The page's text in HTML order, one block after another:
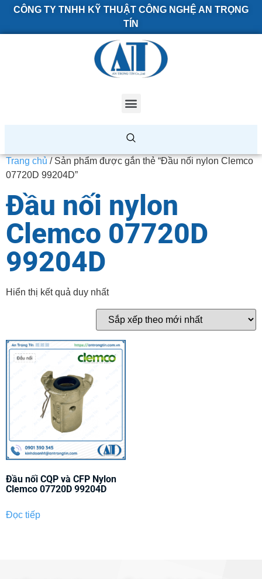
CÔNG TY TNHH KỸ THUẬT CÔNG NGHỆ AN TRỌNG
TÍN
Trang chủ / Sản phẩm được gắn thẻ “Đầu nối nylon Clemco
07720D 99204D”
Đầu nối nylon
Clemco 07720D
99204D
Hiển thị kết quả duy nhất
Đầu nối CQP và CFP Nylon
Clemco 07720D 99204D
Đọc tiếp